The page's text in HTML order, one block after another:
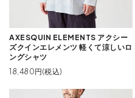
AXESQUIN ELEMENTS アクシー
ズクインエレメンツ 軽くて涼しいロ
ングシャツ
18,480円(税込)